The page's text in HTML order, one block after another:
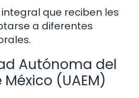
que reciben les
a diferentes
Autónoma del
(UAEM)